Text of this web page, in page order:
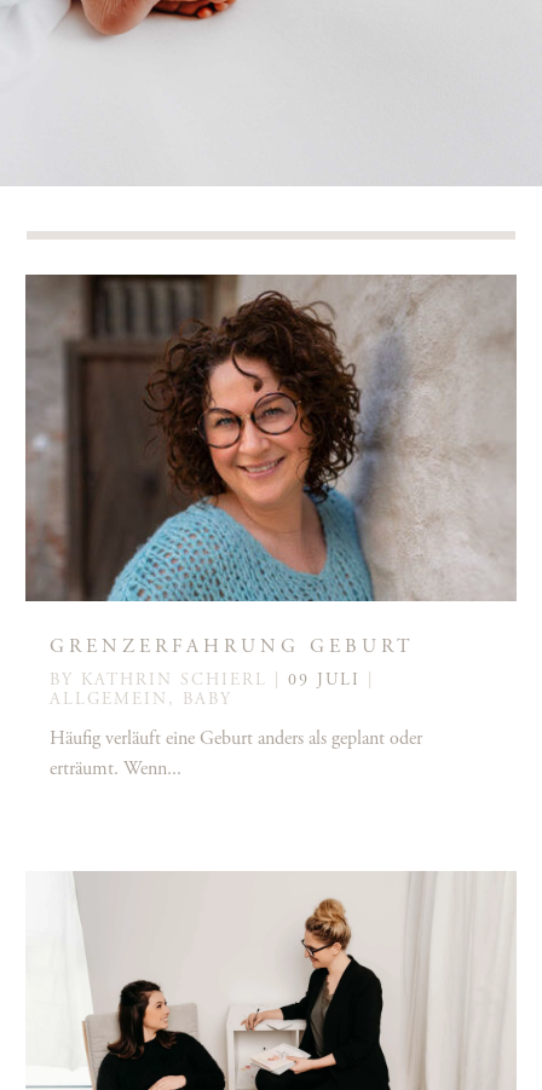
GRENZERFAHRUNG GEBURT
BY KATHRIN SCHIERL |09 JULI
ALLGEMEIN , BABY
Häufig verläuft eine Geburt anders als geplant oder
erträumt. Wenn...